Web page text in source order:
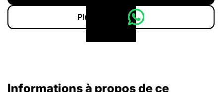
Plus d'infos
Informations à propos de ce